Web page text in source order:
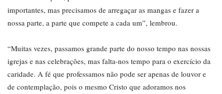
importantes, mas precisamos de arregaçar as mangas e fazer a
nossa parte, a parte que compete a cada um”, lembrou.
“Muitas vezes, passamos grande parte do nosso tempo nas nossas
igrejas e nas celebrações, mas falta-nos tempo para o exercício da
caridade. A fé que professamos não pode ser apenas de louvor e
de contemplação, pois o mesmo Cristo que adoramos nos